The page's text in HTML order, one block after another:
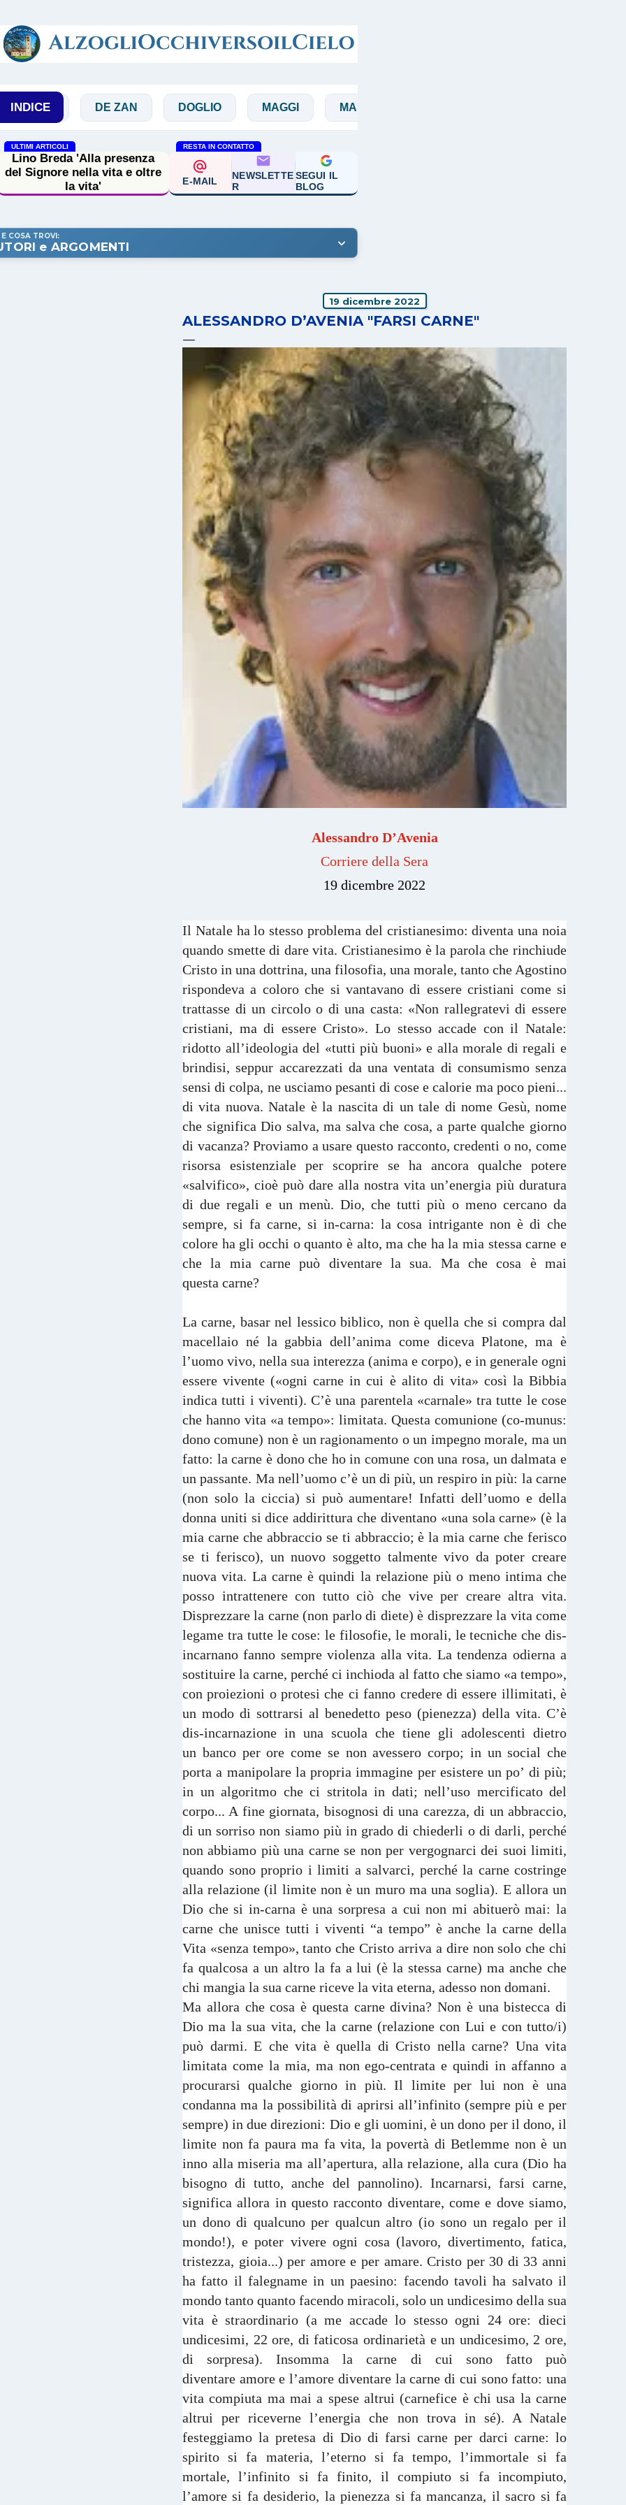
INDICEDE ZAN DOGLIO MAGGI MANICARDI
ULTIMI ARTICOLI
Lino Breda 'Alla presenza
del Signore nella vita e oltre
la vita'
RESTA IN CONTATTO
E-MAIL
NEWSLETTE
R
SEGUI IL
BLOG
E COSA TROVI:
e ARGOMENTI
19 dicembre 2022
ALESSANDRO D’AVENIA "FARSI CARNE"
Alessandro D’Avenia
Corriere della Sera
19 dicembre 2022
Il Natale ha lo stesso problema del cristianesimo: diventa una noia
quando smette di dare vita. Cristianesimo è la parola che rinchiude
Cristo in una dottrina, una filosofia, una morale, tanto che Agostino
rispondeva a coloro che si vantavano di essere cristiani come si
trattasse di un circolo o di una casta: «Non rallegratevi di essere
cristiani, ma di essere Cristo». Lo stesso accade con il Natale:
ridotto all’ideologia del «tutti più buoni» e alla morale di regali e
brindisi, seppur accarezzati da una ventata di consumismo senza
sensi di colpa, ne usciamo pesanti di cose e calorie ma poco pieni...
di vita nuova. Natale è la nascita di un tale di nome Gesù, nome
che significa Dio salva, ma salva che cosa, a parte qualche giorno
di vacanza? Proviamo a usare questo racconto, credenti o no, come
risorsa esistenziale per scoprire se ha ancora qualche potere
«salvifico», cioè può dare alla nostra vita un’energia più duratura
di due regali e un menù. Dio, che tutti più o meno cercano da
sempre, si fa carne, si in-carna: la cosa intrigante non è di che
colore ha gli occhi o quanto è alto, ma che ha la mia stessa carne e
che la mia carne può diventare la sua. Ma che cosa è mai
questa carne?
La carne, basar nel lessico biblico, non è quella che si compra dal
macellaio né la gabbia dell’anima come diceva Platone, ma è
l’uomo vivo, nella sua interezza (anima e corpo), e in generale ogni
essere vivente («ogni carne in cui è alito di vita» così la Bibbia
indica tutti i viventi). C’è una parentela «carnale» tra tutte le cose
che hanno vita «a tempo»: limitata. Questa comunione (co-munus:
dono comune) non è un ragionamento o un impegno morale, ma un
fatto: la carne è dono che ho in comune con una rosa, un dalmata e
un passante. Ma nell’uomo c’è un di più, un respiro in più: la carne
(non solo la ciccia) si può aumentare! Infatti dell’uomo e della
donna uniti si dice addirittura che diventano «una sola carne» (è la
mia carne che abbraccio se ti abbraccio; è la mia carne che ferisco
se ti ferisco), un nuovo soggetto talmente vivo da poter creare
nuova vita. La carne è quindi la relazione più o meno intima che
posso intrattenere con tutto ciò che vive per creare altra vita.
Disprezzare la carne (non parlo di diete) è disprezzare la vita come
legame tra tutte le cose: le filosofie, le morali, le tecniche che dis-
incarnano fanno sempre violenza alla vita. La tendenza odierna a
sostituire la carne, perché ci inchioda al fatto che siamo «a tempo»,
con proiezioni o protesi che ci fanno credere di essere illimitati, è
un modo di sottrarsi al benedetto peso (pienezza) della vita. C’è
dis-incarnazione in una scuola che tiene gli adolescenti dietro
un banco per ore come se non avessero corpo; in un social che
porta a manipolare la propria immagine per esistere un po’ di più;
in un algoritmo che ci stritola in dati; nell’uso mercificato del
corpo... A fine giornata, bisognosi di una carezza, di un abbraccio,
di un sorriso non siamo più in grado di chiederli o di darli, perché
non abbiamo più una carne se non per vergognarci dei suoi limiti,
quando sono proprio i limiti a salvarci, perché la carne costringe
alla relazione (il limite non è un muro ma una soglia). E allora un
Dio che si in-carna è una sorpresa a cui non mi abituerò mai: la
carne che unisce tutti i viventi “a tempo” è anche la carne della
Vita «senza tempo», tanto che Cristo arriva a dire non solo che chi
fa qualcosa a un altro la fa a lui (è la stessa carne) ma anche che
chi mangia la sua carne riceve la vita eterna, adesso non domani.
Ma allora che cosa è questa carne divina? Non è una bistecca di
Dio ma la sua vita, che la carne (relazione con Lui e con tutto/i)
può darmi. E che vita è quella di Cristo nella carne? Una vita
limitata come la mia, ma non ego-centrata e quindi in affanno a
procurarsi qualche giorno in più. Il limite per lui non è una
condanna ma la possibilità di aprirsi all’infinito (sempre più e per
sempre) in due direzioni: Dio e gli uomini, è un dono per il dono, il
limite non fa paura ma fa vita, la povertà di Betlemme non è un
inno alla miseria ma all’apertura, alla relazione, alla cura (Dio ha
bisogno di tutto, anche del pannolino). Incarnarsi, farsi carne,
significa allora in questo racconto diventare, come e dove siamo,
un dono di qualcuno per qualcun altro (io sono un regalo per il
mondo!), e poter vivere ogni cosa (lavoro, divertimento, fatica,
tristezza, gioia...) per amore e per amare. Cristo per 30 di 33 anni
ha fatto il falegname in un paesino: facendo tavoli ha salvato il
mondo tanto quanto facendo miracoli, solo un undicesimo della sua
vita è straordinario (a me accade lo stesso ogni 24 ore: dieci
undicesimi, 22 ore, di faticosa ordinarietà e un undicesimo, 2 ore,
di sorpresa). Insomma la carne di cui sono fatto può
diventare amore e l’amore diventare la carne di cui sono fatto: una
vita compiuta ma mai a spese altrui (carnefice è chi usa la carne
altrui per riceverne l’energia che non trova in sé). A Natale
festeggiamo la pretesa di Dio di farsi carne per darci carne: lo
spirito si fa materia, l’eterno si fa tempo, l’immortale si fa
mortale, l’infinito si fa finito, il compiuto si fa incompiuto,
l’amore si fa desiderio, la pienezza si fa mancanza, il sacro si fa